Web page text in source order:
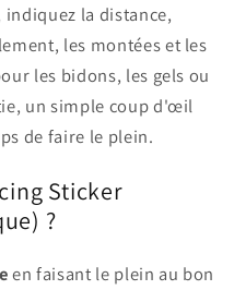
la distance,
les montées et les
les bidons, les gels ou
un simple coup d'œil
de faire le plein.
Sticker
?
en faisant le plein au bon